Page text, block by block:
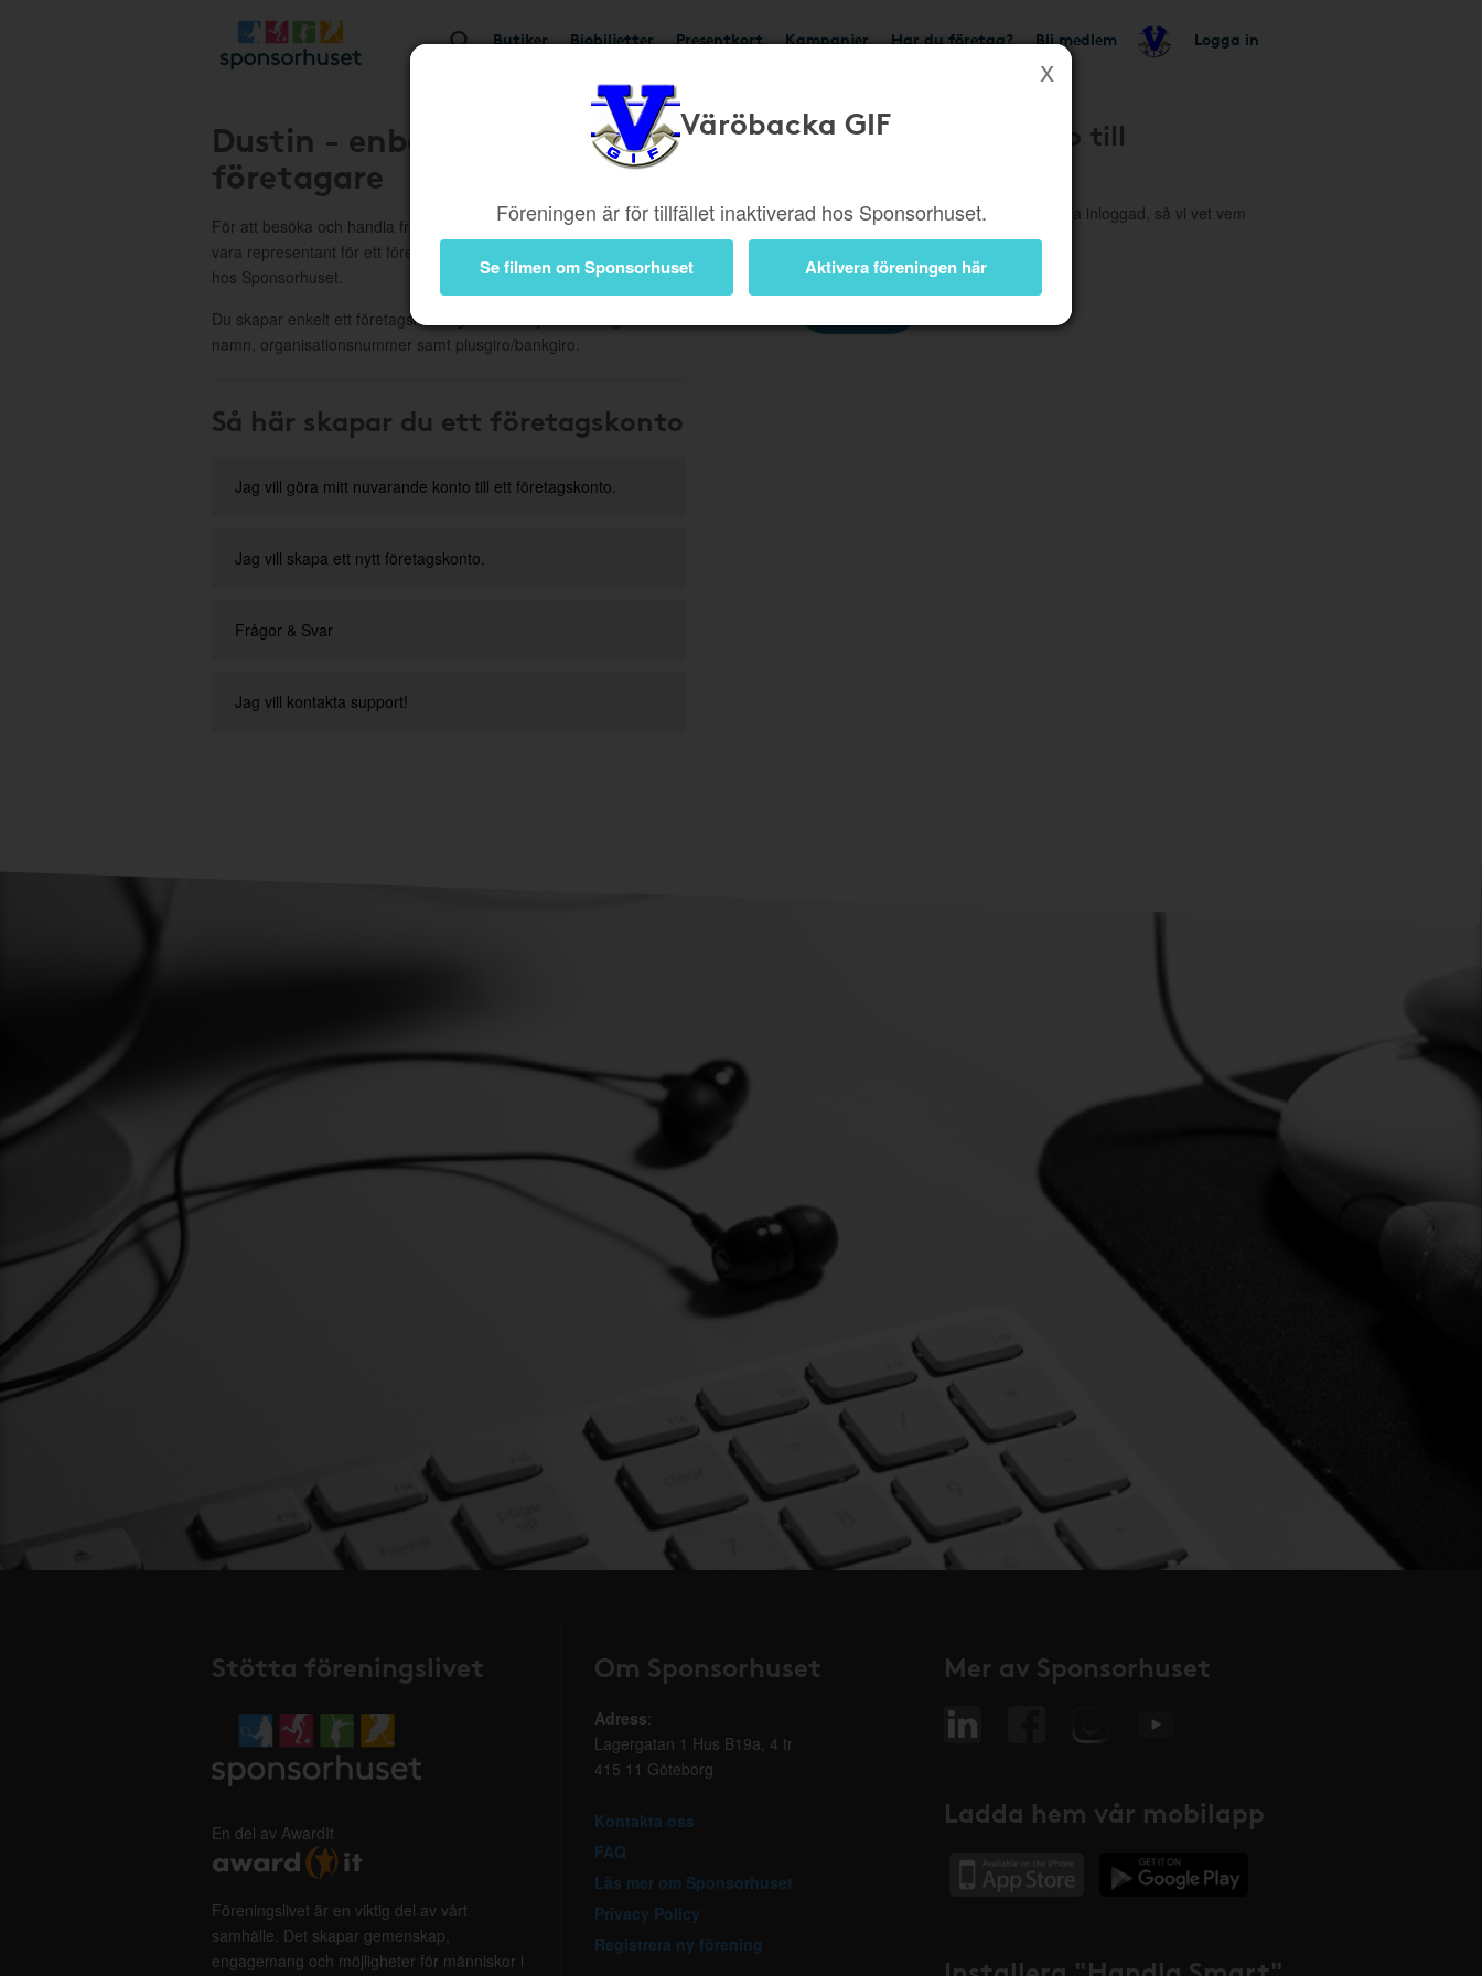
Butiker Biobiljetter Presentkort Kampanjer Har du företag? Bli medlem Logga in
Väröbacka GIF
Föreningen är för tillfället inaktiverad hos Sponsorhuset.
Se filmen om Sponsorhuset Aktivera föreningen här
Dustin - enbart för
företagare
För att besöka och handla från Dustin måste du som användare
vara representant för ett företag och företaget behöver ett konto
hos Sponsorhuset.
Du skapar enkelt ett företagskonto genom att fylla i företagets
namn, organisationsnummer samt plusgiro/bankgiro.
Så här skapar du ett företagskonto
Jag vill göra mitt nuvarande konto till ett företagskonto.
Jag vill skapa ett nytt företagskonto.
Frågor & Svar
Jag vill kontakta support!
Gör nuvarande konto till
För att genomföra detta behöver du vara inloggad, så vi vet vem
det är som skall kopplas till företaget.
Logga in
Stötta föreningslivet
En del av AwardIt
Föreningslivet är en viktig del av vårt
samhälle. Det skapar gemenskap,
engagemang och möjligheter för människor i
Om Sponsorhuset
Adress:
Lagergatan 1 Hus B19a, 4 tr
415 11 Göteborg
Kontakta oss
FAQ
Läs mer om Sponsorhuset
Privacy Policy
Registrera ny förening
Mer av Sponsorhuset
Ladda hem vår mobilapp